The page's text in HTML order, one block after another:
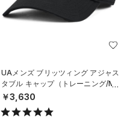
UAメンズ ブリッツィング アジャス
タブル キャップ（トレーニング/ME
N）
￥3,630